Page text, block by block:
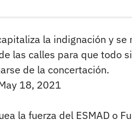
la indignación y se
las calles para que todo
de la concertación.
18, 2021
la fuerza del ESMAD o